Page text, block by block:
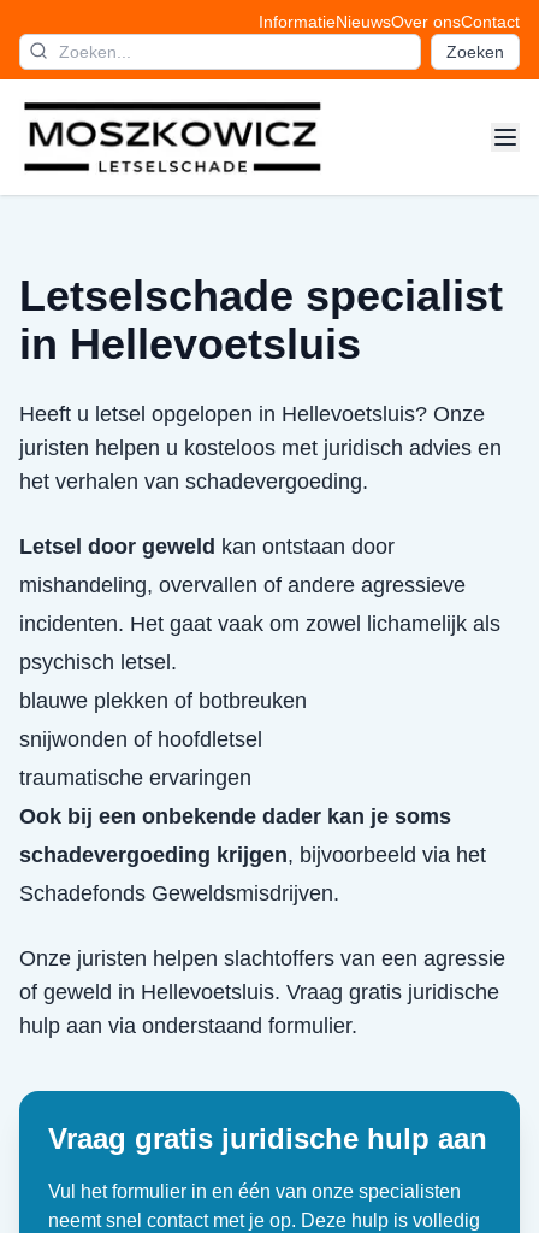
InformatieNieuwsOver onsContact
Zoeken
Letselschade specialist
in Hellevoetsluis
Heeft u letsel opgelopen in Hellevoetsluis? Onze
juristen helpen u kosteloos met juridisch advies en
het verhalen van schadevergoeding.
Letsel door geweld kan ontstaan door
mishandeling, overvallen of andere agressieve
incidenten. Het gaat vaak om zowel lichamelijk als
psychisch letsel.
blauwe plekken of botbreuken
snijwonden of hoofdletsel
traumatische ervaringen
Ook bij een onbekende dader kan je soms
schadevergoeding krijgen, bijvoorbeeld via het
Schadefonds Geweldsmisdrijven.
Onze juristen helpen slachtoffers van een agressie
of geweld in Hellevoetsluis. Vraag gratis juridische
hulp aan via onderstaand formulier.
Vraag gratis juridische hulp aan
Vul het formulier in en één van onze specialisten
neemt snel contact met je op. Deze hulp is volledig